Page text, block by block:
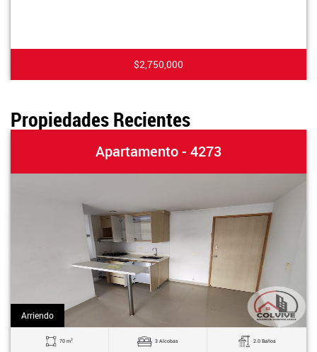
$2,750,000
Propiedades Recientes
Apartamento - 4273
Arriendo
70 m2 3 Alcobas 2.0 Baños